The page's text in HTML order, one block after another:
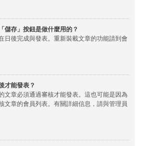
儲存」按鈕是做什麼用的？
日後完成與發表。重新裝載文章的功能請到會
才能發表？
文章必須通過審核才能發表。這也可能是因為
文章的會員列表。有關詳細信息，請與管理員